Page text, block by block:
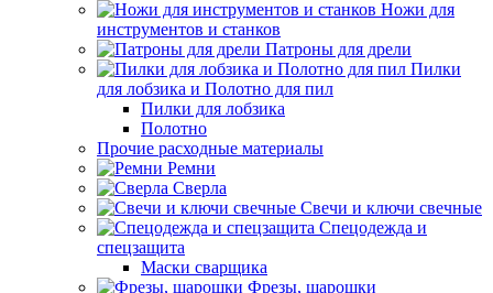
Ножи для
инструментов и станков
Патроны для дрели
Пилки
для лобзика и Полотно для пил
Пилки для лобзика
Полотно
Прочие расходные материалы
Ремни
Сверла
Свечи и ключи свечные
Спецодежда и
спецзащита
Маски сварщика
Фрезы, шарошки